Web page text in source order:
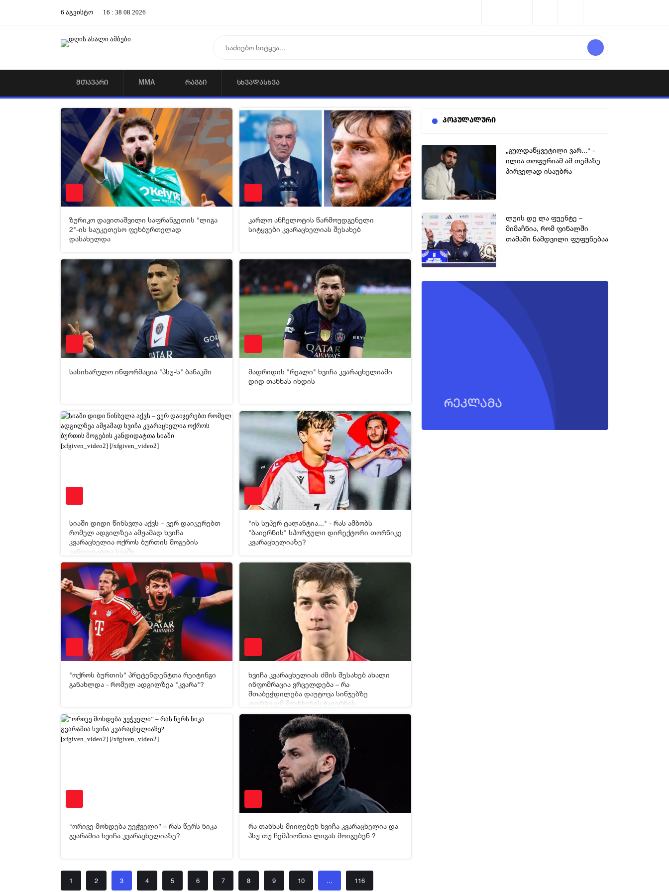
6 აგვისტო 16 : 38 09 2026
ᲛᲗᲐᲕᲐᲠᲘ MMA ᲠᲐᲒᲑᲘ ᲡᲮᲕᲐᲓᲐᲡᲮᲕᲐ
[xfgiven_video2][/xfgiven_video2]
12-05-2026 04:34 240
ზურიკო დავითაშვილი საფრანგეთის "ლიგა
2"-ის საუკეთესო ფეხბურთელად
დასახელდა
[xfgiven_video2][/xfgiven_video2]
11-05-2026 06:23 2 561
კარლო ანჩელოტის წარმოუდგენელი
სიტყვები კვარაცხელიას შესახებ
[xfgiven_video2] [/xfgiven_video2]
სასიხარულო ინფორმაცია "პსჟ-ს" ბანაკში
[xfgiven_video2] [/xfgiven_video2]
მადრიდის "რეალი" ხვიჩა კვარაცხელიაში
დიდ თანხას იხდის
[xfgiven_video2] [/xfgiven_video2]
სიაში დიდი წინსვლა აქვს – ვერ დაიჯერებთ
რომელ ადგილზეა ამჟამად ხვიჩა
კვარაცხელია ოქროს ბურთის მოგების
კანდიდატთა სიაში
[xfgiven_video2][/xfgiven_video2]
"ის სუპერ ტალანტია..." - რას ამბობს
"ბაიერნის" სპორტული დირექტორი თორნიკე
კვარაცხელიაზე?
[xfgiven_video2][/xfgiven_video2]
08-05-2026 06:25
"ოქროს ბურთის“ პრეტენდენტთა რეიტინგი
განახლდა - რომელ ადგილზეა "კვარა"?
[xfgiven_video2][/xfgiven_video2]
ხვიჩა კვარაცხელიას ძმის შესახებ ახალი
ინფომრაცია ვრცელდება – რა
შთაბეჭდილება დაუტოვა სინჯებზე
თორნიკემ მიუნხენის ბაიერნის
წარმომადგენლებს ?
[xfgiven_video2] [/xfgiven_video2]
“ორივე მოხდება უეჭველი” – რას წერს ნიკა
გვარამია ხვიჩა კვარაცხელიაზე?
[xfgiven_video2] [/xfgiven_video2]
07-05-2026 16:16
რა თანხას მიიღებენ ხვიჩა კვარაცხელია და
პსჟ თუ ჩემპიონთა ლიგას მოიგებენ ?
1 2 3 4 5 6 7 8 9 10 ... 116
პოპულალური
„გულდაწყვეტილი ვარ...“ -
ილია თოფურიამ ამ თემაზე
პირველად ისაუბრა
ლუის დე ლა ფუენტე –
მიმაჩნია, რომ ფინალში
თამაში ნამდვილი ფუფუნებაა